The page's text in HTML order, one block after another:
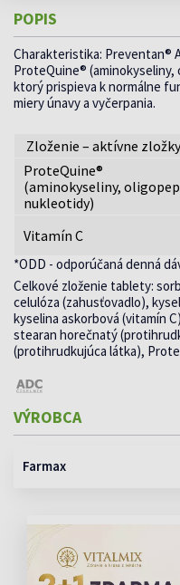
POPIS
Charakteristika: Preventan®
ProteQuine®
ktorý prispieva k normálne
miery únavy a vyčerpania.
Zloženie – aktívne
ProteQuine®
(aminokyseliny,
nukleotidy)
Vitamín C
*ODD - odporúčaná denná
Celkové zloženie tablety:
celulóza (zahusťovadlo),
kyselina askorbová (vitamín
stearan horečnatý
(protihrudkujúca látka),
VÝROBCA
Farmax